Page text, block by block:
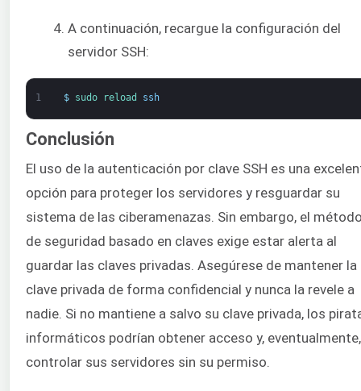
A continuación, recargue la configuración del
servidor SSH:
1 $ sudo reload ssh
Conclusión
El uso de la autenticación por clave SSH es una
opción para proteger los servidores y resguardar su
sistema de las ciberamenazas. Sin embargo, el
de seguridad basado en claves exige estar alerta al
guardar las claves privadas. Asegúrese de mantener la
clave privada de forma confidencial y nunca la revele a
nadie. Si no mantiene a salvo su clave privada, los
informáticos podrían obtener acceso y, eventualmente,
controlar sus servidores sin su permiso.